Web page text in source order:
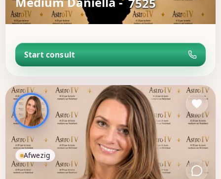
7525
Start consult
Afwezig